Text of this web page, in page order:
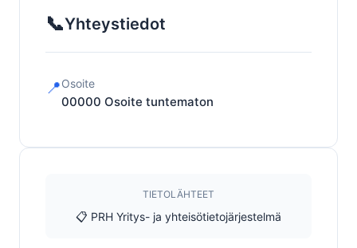
📞Yhteystiedot
📍Osoite
00000 Osoite tuntematon
TIETOLÄHTEET
📋 PRH Yritys- ja yhteisötietojärjestelmä